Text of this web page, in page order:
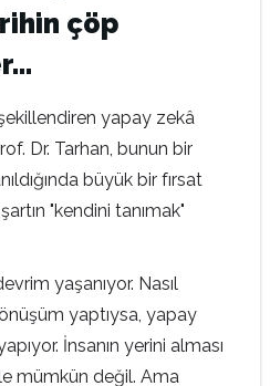
çöp
yapay zekâ
Dr. Tarhan, bunun bir
büyük bir fırsat
"kendini tanımak"
yaşanıyor. Nasıl
yaptıysa, yapay
İnsanın yerini alması
mümkün değil. Ama